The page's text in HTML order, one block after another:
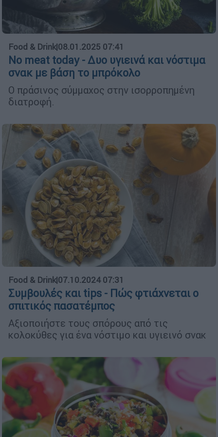
Food & Drink|08.01.2025 07:41
No meat today - Δυο υγιεινά και νόστιμα
σνακ με βάση το μπρόκολο
Ο πράσινος σύμμαχος στην ισορροπημένη
διατροφή.
Food & Drink|07.10.2024 07:31
Συμβουλές και tips - Πώς φτιάχνεται ο
σπιτικός πασατέμπος
Αξιοποιήστε τους σπόρους από τις
κολοκύθες για ένα νόστιμο και υγιεινό σνακ